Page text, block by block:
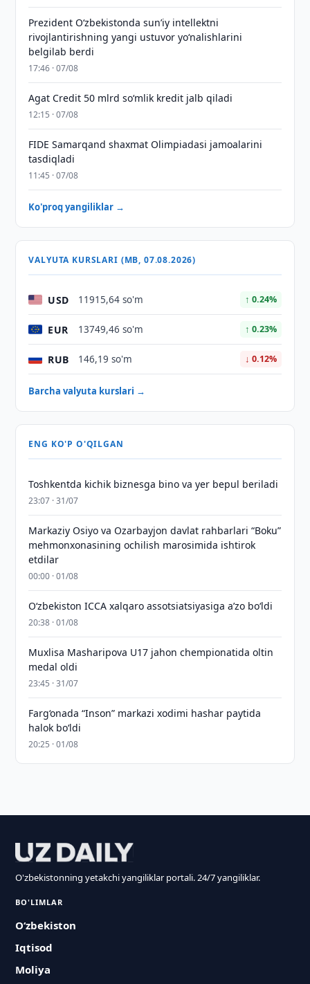
Prezident Oʻzbekistonda sunʼiy intellektni
rivojlantirishning yangi ustuvor yoʻnalishlarini
belgilab berdi
17:46 · 07/08
Agat Credit 50 mlrd so‘mlik kredit jalb qiladi
12:15 · 07/08
FIDE Samarqand shaxmat Olimpiadasi jamoalarini
tasdiqladi
11:45 · 07/08
Ko'proq yangiliklar →
VALYUTA KURSLARI (MB, 07.08.2026)
USD 11915,64 so'm ↑ 0.24%
EUR 13749,46 so'm ↑ 0.23%
RUB 146,19 so'm ↓ 0.12%
Barcha valyuta kurslari →
ENG KO'P O'QILGAN
Toshkentda kichik biznesga bino va yer bepul beriladi
23:07 · 31/07
Markaziy Osiyo va Ozarbayjon davlat rahbarlari “Boku”
mehmonxonasining ochilish marosimida ishtirok
etdilar
00:00 · 01/08
O‘zbekiston ICCA xalqaro assotsiatsiyasiga aʼzo bo‘ldi
20:38 · 01/08
Muxlisa Masharipova U17 jahon chempionatida oltin
medal oldi
23:45 · 31/07
Farg‘onada “Inson” markazi xodimi hashar paytida
halok bo‘ldi
20:25 · 01/08
O'zbekistonning yetakchi yangiliklar portali. 24/7 yangiliklar.
BO'LIMLAR
O‘zbekiston
Iqtisod
Moliya